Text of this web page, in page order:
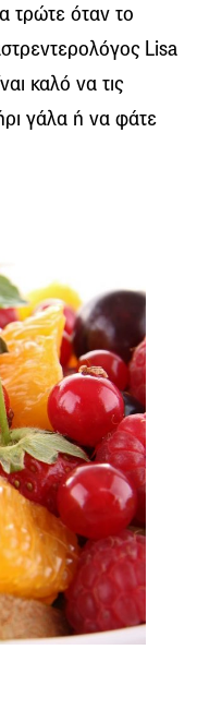
τρώτε όταν το
Lisa
καλό να τις
γάλα ή να φάτε